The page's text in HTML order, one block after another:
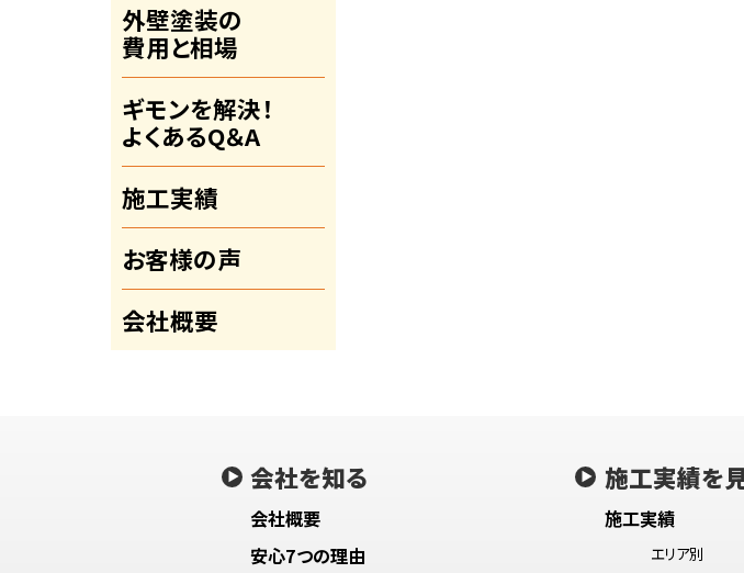
外壁塗装の
費用と相場
ギモンを解決！
よくあるQ＆A
施工実績
お客様の声
会社概要
会社を知る
会社概要
安心7つの理由
施工実績を
施工実績
エリア別